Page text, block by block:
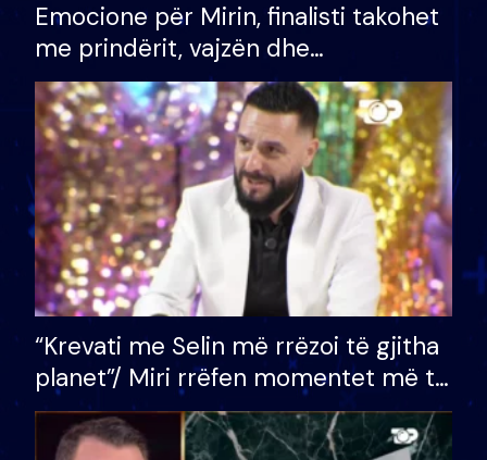
Emocione për Mirin, finalisti takohet
me prindërit, vajzën dhe
bashkëshorten: S’kemi ndonjë letër
divorci apo jo?
“Krevati me Selin më rrëzoi të gjitha
planet”/ Miri rrëfen momentet më të
bukura në shtëpinë e BB VIP: Do më
mungojë zilja e mëngjesit kur…